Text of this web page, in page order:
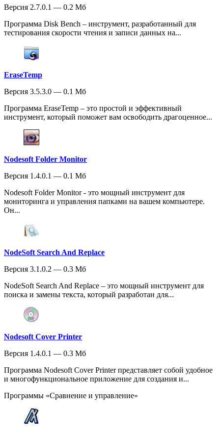
Версия 2.7.0.1 — 0.2 Мб
Программа Disk Bench – инструмент, разработанный для
тестирования скорости чтения и записи данных на...
EraseTemp
Версия 3.5.3.0 — 0.1 Мб
Программа EraseTemp – это простой и эффективный
инструмент, который поможет вам освободить драгоценное...
Nodesoft Folder Monitor
Версия 1.4.0.1 — 0.1 Мб
Nodesoft Folder Monitor - это мощный инструмент для
мониторинга и управления папками на вашем компьютере.
Он...
NodeSoft Search And Replace
Версия 3.1.0.2 — 0.3 Мб
NodeSoft Search And Replace – это мощный инструмент для
поиска и замены текста, который разработан для...
Nodesoft Cover Printer
Версия 1.4.0.1 — 0.3 Мб
Программа Nodesoft Cover Printer представляет собой удобное
и многофункциональное приложение для создания и...
Программы «Сравнение и управление»